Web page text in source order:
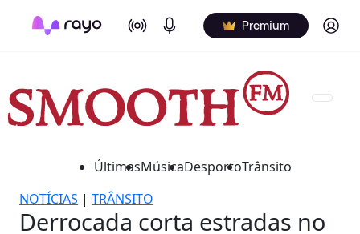
On Air Podcasts Premium Log in
ÚltimasMúsicaDesportoTrânsito
NOTÍCIAS | TRÂNSITO
Derrocada corta estradas no